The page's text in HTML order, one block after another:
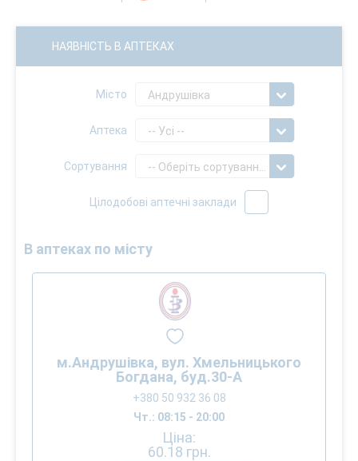
НАЯВНІСТЬ В АПТЕКАХ
Місто Андрушівка
Аптека -- Усі --
Сортування
Цілодобові аптечні заклади
В аптеках по місту
м.Андрушівка, вул. Хмельницького
Богдана, буд.30-А
+380 50 932 36 08
Чт.: 08:15 - 20:00
Ціна:
60.18 грн.